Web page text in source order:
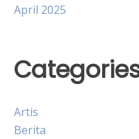
April 2025
Artis
Berita